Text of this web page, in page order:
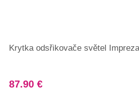
Krytka odsřikovače světel
87.90 €